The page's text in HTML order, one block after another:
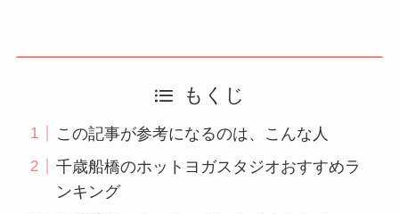
もくじ
この記事が参考になるのは、こんな人
千歳船橋のホットヨガスタジオおすすめラ
ンキング